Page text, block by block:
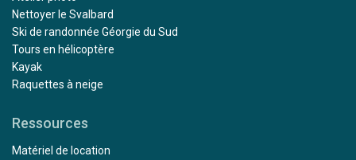
Nettoyer le Svalbard
Ski de randonnée Géorgie du Sud
Tours en hélicoptère
Kayak
Raquettes à neige
Ressources
Matériel de location